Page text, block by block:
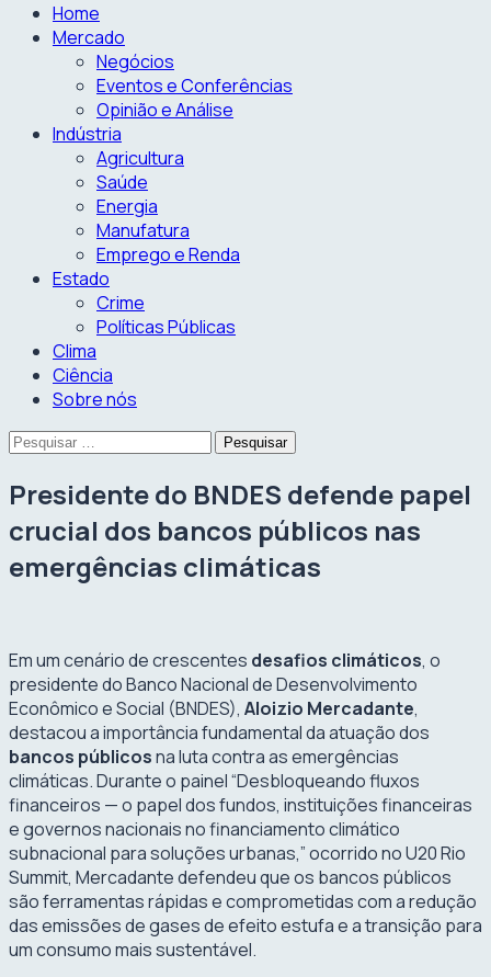
Home
Mercado
Negócios
Eventos e Conferências
Opinião e Análise
Indústria
Agricultura
Saúde
Energia
Manufatura
Emprego e Renda
Estado
Crime
Políticas Públicas
Clima
Ciência
Sobre nós
Pesquisar
Presidente do BNDES defende papel
crucial dos bancos públicos nas
emergências climáticas
Em um cenário de crescentes desafios climáticos, o
presidente do Banco Nacional de Desenvolvimento
Econômico e Social (BNDES), Aloizio Mercadante,
destacou a importância fundamental da atuação dos
bancos públicosna luta contra as emergências
climáticas. Durante o painel “Desbloqueando fluxos
financeiros — o papel dos fundos, instituições financeiras
e governos nacionais no financiamento climático
subnacional para soluções urbanas,” ocorrido no U20 Rio
Summit, Mercadante defendeu que os bancos públicos
são ferramentas rápidas e comprometidas com a redução
das emissões de gases de efeito estufa e a transição para
um consumo mais sustentável.